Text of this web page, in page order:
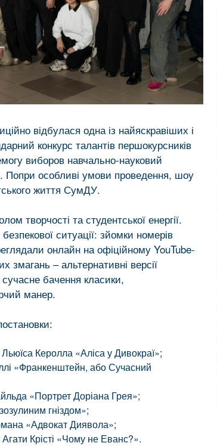
відбулася одна із найяскравіших і
конкурс талантів першокурсників
виборов навчально-науковий
Попри особливі умови проведення, шоу
життя СумДУ.
творчості та студентської енергії.
ситуації: зйомки номерів
онлайн на офіційному YouTube-
змагань – альтернативні версії
бачення класики,
манер.
Керолла «Аліса у Дивокраї»;
«Франкенштейн, або Сучасний
«Портрет Доріана Грея»;
гніздом»;
«Адвокат Диявола»;
Крісті «Чому не Еванс?».